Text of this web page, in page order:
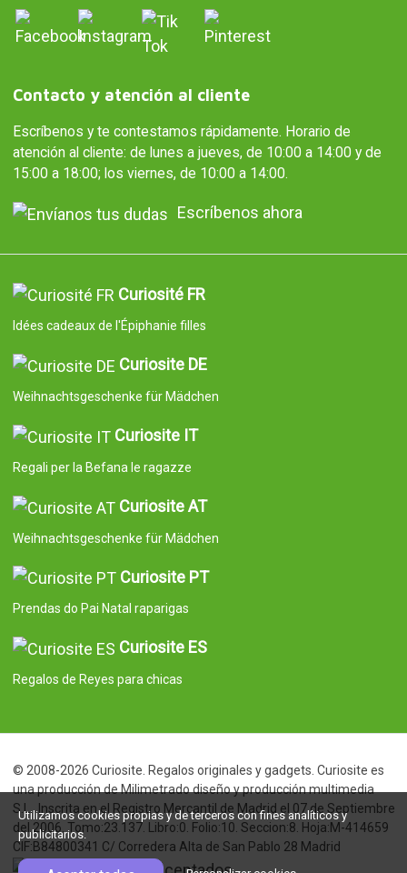
Contacto y atención al cliente
Escríbenos y te contestamos rápidamente. Horario de
atención al cliente: de lunes a jueves, de 10:00 a 14:00 y de
15:00 a 18:00; los viernes, de 10:00 a 14:00.
Escríbenos ahora
Curiosité FR
Idées cadeaux de l'Épiphanie filles
Curiosite DE
Weihnachtsgeschenke für Mädchen
Curiosite IT
Regali per la Befana le ragazze
Curiosite AT
Weihnachtsgeschenke für Mädchen
Curiosite PT
Prendas do Pai Natal raparigas
Curiosite ES
Regalos de Reyes para chicas
© 2008-2026 Curiosite. Regalos originales y gadgets. Curiosite es
una producción de Milimetrado diseño y producción multimedia
S.L.. Inscrita en el Registro Mercantil de Madrid el 07 de Septiembre
del 2006. Tomo:23.137. Libro:0. Folio:10. Seccion:8. Hoja:M-414659
CIF:B84800341 C/ Corredera Alta de San Pablo 28 Madrid
Utilizamos cookies propias y de terceros con fines analíticos y
publicitarios.